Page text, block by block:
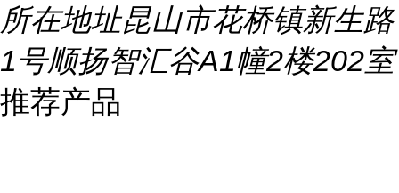
所在地址昆山市花桥镇新生路
1号顺扬智汇谷A1幢2楼202室
推荐产品